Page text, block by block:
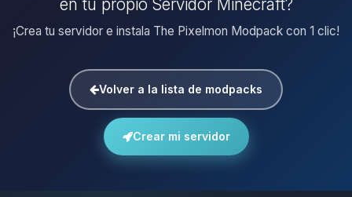
en tu propio Servidor Minecraft?
¡Crea tu servidor e instala The Pixelmon Modpack con 1 clic!
Volver a la lista de modpacks
Crear mi servidor